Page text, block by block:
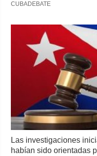
CUBADEBATE
Las investigaciones
habían sido orientadas